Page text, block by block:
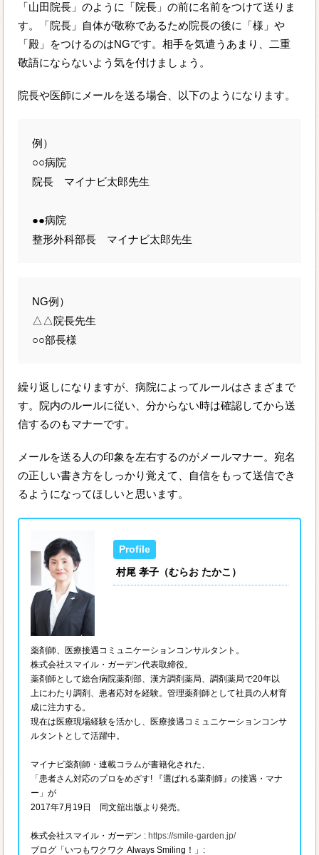
「山田院長」のように「院長」の前に名前をつけて送りま
す。「院長」自体が敬称であるため院長の後に「様」や
「殿」をつけるのはNGです。相手を気遣うあまり、二重
敬語にならないよう気を付けましょう。
院長や医師にメールを送る場合、以下のようになります。
例）
○○病院
院長 マイナビ太郎先生
●●病院
整形外科部長 マイナビ太郎先生
NG例）
△△院長先生
○○部長様
繰り返しになりますが、病院によってルールはさまざまで
す。院内のルールに従い、分からない時は確認してから送
信するのもマナーです。
メールを送る人の印象を左右するのがメールマナー。宛名
の正しい書き方をしっかり覚えて、自信をもって送信でき
るようになってほしいと思います。
村尾 孝子（むらお たかこ）
薬剤師、医療接遇コミュニケーションコンサルタント。
株式会社スマイル・ガーデン代表取締役。
薬剤師として総合病院薬剤部、漢方調剤薬局、調剤薬局で20年以
上にわたり調剤、患者応対を経験。管理薬剤師として社員の人材育
成に注力する。
現在は医療現場経験を活かし、医療接遇コミュニケーションコンサ
ルタントとして活躍中。
マイナビ薬剤師・連載コラムが書籍化された、
「患者さん対応のプロをめざす! 『選ばれる薬剤師』の接遇・マナ
ー」が
2017年7月19日 同文舘出版より発売。
株式会社スマイル・ガーデン :https://smile-garden.jp/
ブログ「いつもワクワク Always Smiling！」: